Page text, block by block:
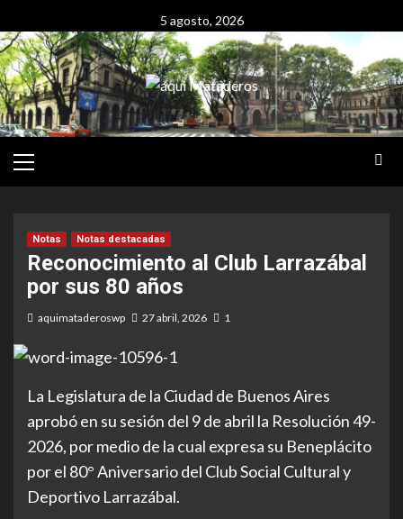
al
contenido
5 agosto, 2026
Principal
Notas Notas destacadas
Reconocimiento al Club Larrazábal
por sus 80 años
aquimataderoswp 27 abril, 2026 1
La Legislatura de la Ciudad de Buenos Aires
aprobó en su sesión del 9 de abril la Resolución 49-
2026, por medio de la cual expresa su Beneplácito
por el 80° Aniversario del Club Social Cultural y
Deportivo Larrazábal.